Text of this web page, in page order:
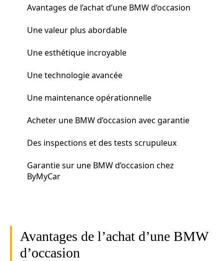
Avantages de l’achat d’une BMW d’occasion
Une valeur plus abordable
Une esthétique incroyable
Une technologie avancée
Une maintenance opérationnelle
Acheter une BMW d’occasion avec garantie
Des inspections et des tests scrupuleux
Garantie sur une BMW d’occasion chez
ByMyCar
Avantages de l’achat d’une BMW
d’occasion